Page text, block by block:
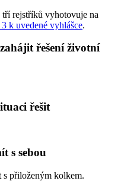
rejstříků vyhotovuje na
k uvedené vyhlášce.
řešení životní
řešit
s sebou
s přiloženým kolkem.